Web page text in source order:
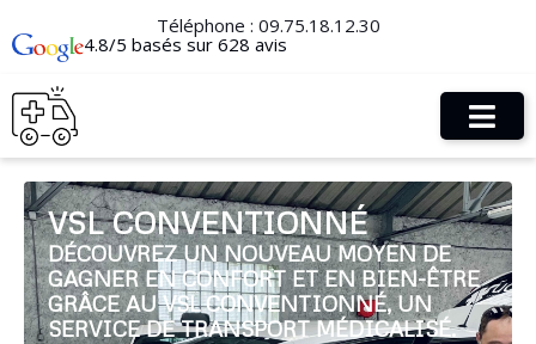
Téléphone : 09.75.18.12.30
4.8/5 basés sur 628 avis
VSL CONVENTIONNÉ
DÉCOUVREZ UN NOUVEAU MOYEN DE
GAGNER EN CONFORT ET EN BIEN-ÊTRE
GRÂCE AU VSL CONVENTIONNÉ, UN
SERVICE DE TRANSPORT MÉDICALISÉ.